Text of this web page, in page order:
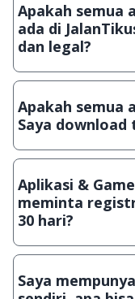
Apakah semua
ada di
dan legal?
Ya, JalanTikus hanya
crack, patch atau
Apakah semua
Saya download
Ya, JalanTikus selalu
suatu aplikasi atau
terbebas dari virus.
Aplikasi &
meminta
30 hari?
Meskipun dibagikan
hanya bisa
Saya